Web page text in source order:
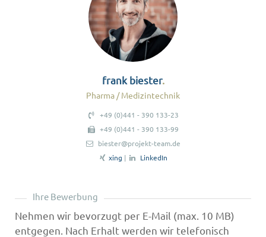
frank biester
Pharma / Medizintechnik
+49 (0)441 - 390 133-23
+49 (0)441 - 390 133-99
biester@projekt-team.de
xing | LinkedIn
Ihre Bewerbung
Nehmen wir bevorzugt per E-Mail (max. 10 MB)
entgegen. Nach Erhalt werden wir telefonisch